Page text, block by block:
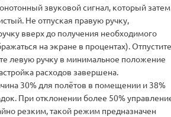
звуковой сигнал, который затем
Не отпуская правую ручку,
вверх до получения необходимого
на экране в процентах). Отпустите
левую ручку в минимальное положение
расходов завершена.
30% для полётов в помещении и 38%
При отклонении более 50%
резким, такой режим предназначен